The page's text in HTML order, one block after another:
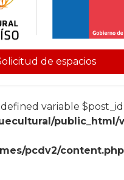
de espacios
variable
public_html/
pcdv2/content.php